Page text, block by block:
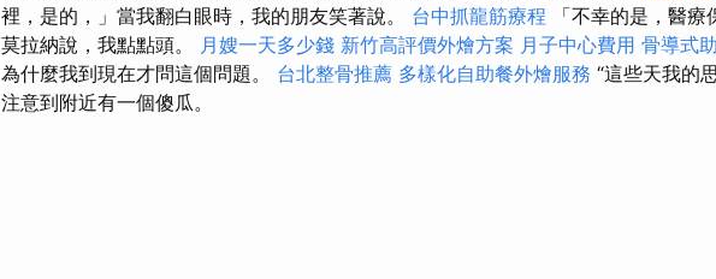
裡，是的，」當我翻白眼時，我的朋友笑著說。 台中抓龍筋療程
「不幸的是，醫療
莫拉納說，我點點頭。
月嫂一天多少錢 新竹高評價外燴方案 月子中心費用 骨導式
為什麼我到現在才問這個問題。 台北整骨推薦 多樣化自助餐外燴服務 “這些天我的
注意到附近有一個傻瓜。